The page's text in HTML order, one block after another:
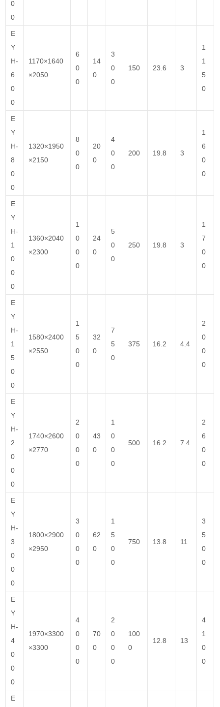
0
0
E
Y
H-
6
0
0
1170×1640
×2050
6
0
0
14
0
3
0
0
150 23.6 3
1
1
5
0
E
Y
H-
8
0
0
1320×1950
×2150
8
0
0
20
0
4
0
0
200 19.8 3
1
6
0
0
E
Y
H-
1
0
0
0
1360×2040
×2300
1
0
0
0
24
0
5
0
0
250 19.8 3
1
7
0
0
E
Y
H-
1
5
0
0
1580×2400
×2550
1
5
0
0
32
0
7
5
0
375 16.2 4.4
2
0
0
0
E
Y
H-
2
0
0
0
1740×2600
×2770
2
0
0
0
43
0
1
0
0
0
500 16.2 7.4
2
6
0
0
E
Y
H-
3
0
0
0
1800×2900
×2950
3
0
0
0
62
0
1
5
0
0
750 13.8 11
3
5
0
0
E
Y
H-
4
0
0
0
1970×3300
×3300
4
0
0
0
70
0
2
0
0
0
100
0
12.8 13
4
1
0
0
E